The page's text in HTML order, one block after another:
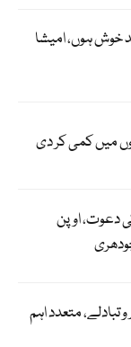
خوش ہوں، امیشا
میں کمی کر دی
دعوت، اوپن
تبادلے، متعدد اہم